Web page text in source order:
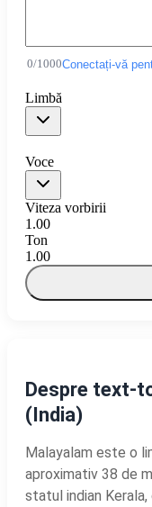
0/1000Conectați-vă
Limbă
Voce
Viteza vorbirii
1.00
Ton
1.00
Despre text-
(India)
Malayalam este o
aproximativ 38 de
statul indian